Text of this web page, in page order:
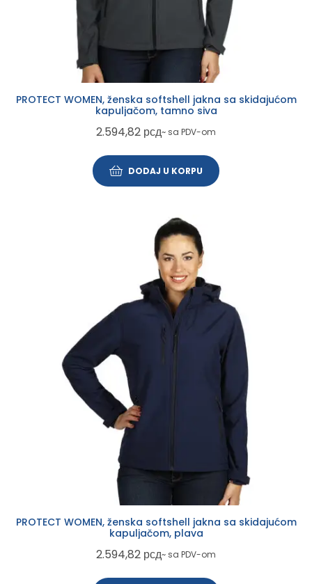
PROTECT WOMEN, ženska softshell jakna sa skidajućom
kapuljačom, tamno siva
2.594,82 рсд~ sa PDV-om
DODAJ U KORPU
PROTECT WOMEN, ženska softshell jakna sa skidajućom
kapuljačom, plava
2.594,82 рсд~ sa PDV-om